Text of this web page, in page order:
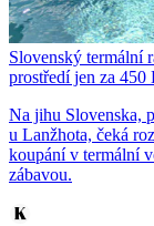
Slovenský termální
prostředí jen za 450
Na jihu Slovenska,
u Lanžhota, čeká
koupání v termální
zábavou.